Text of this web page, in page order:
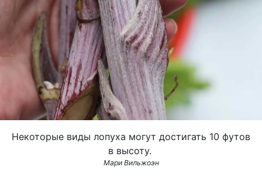
Некоторые виды лопуха могут достигать 10 футов
в высоту.
Мари Вильжоэн